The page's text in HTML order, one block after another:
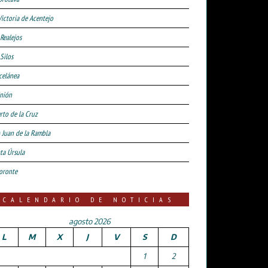
de Acentejo
de la Cruz
Juan de la Rambla
Úrsula
CALENDARIO DE NOTICIAS
agosto 2026
L
M X J V S
D
1
2